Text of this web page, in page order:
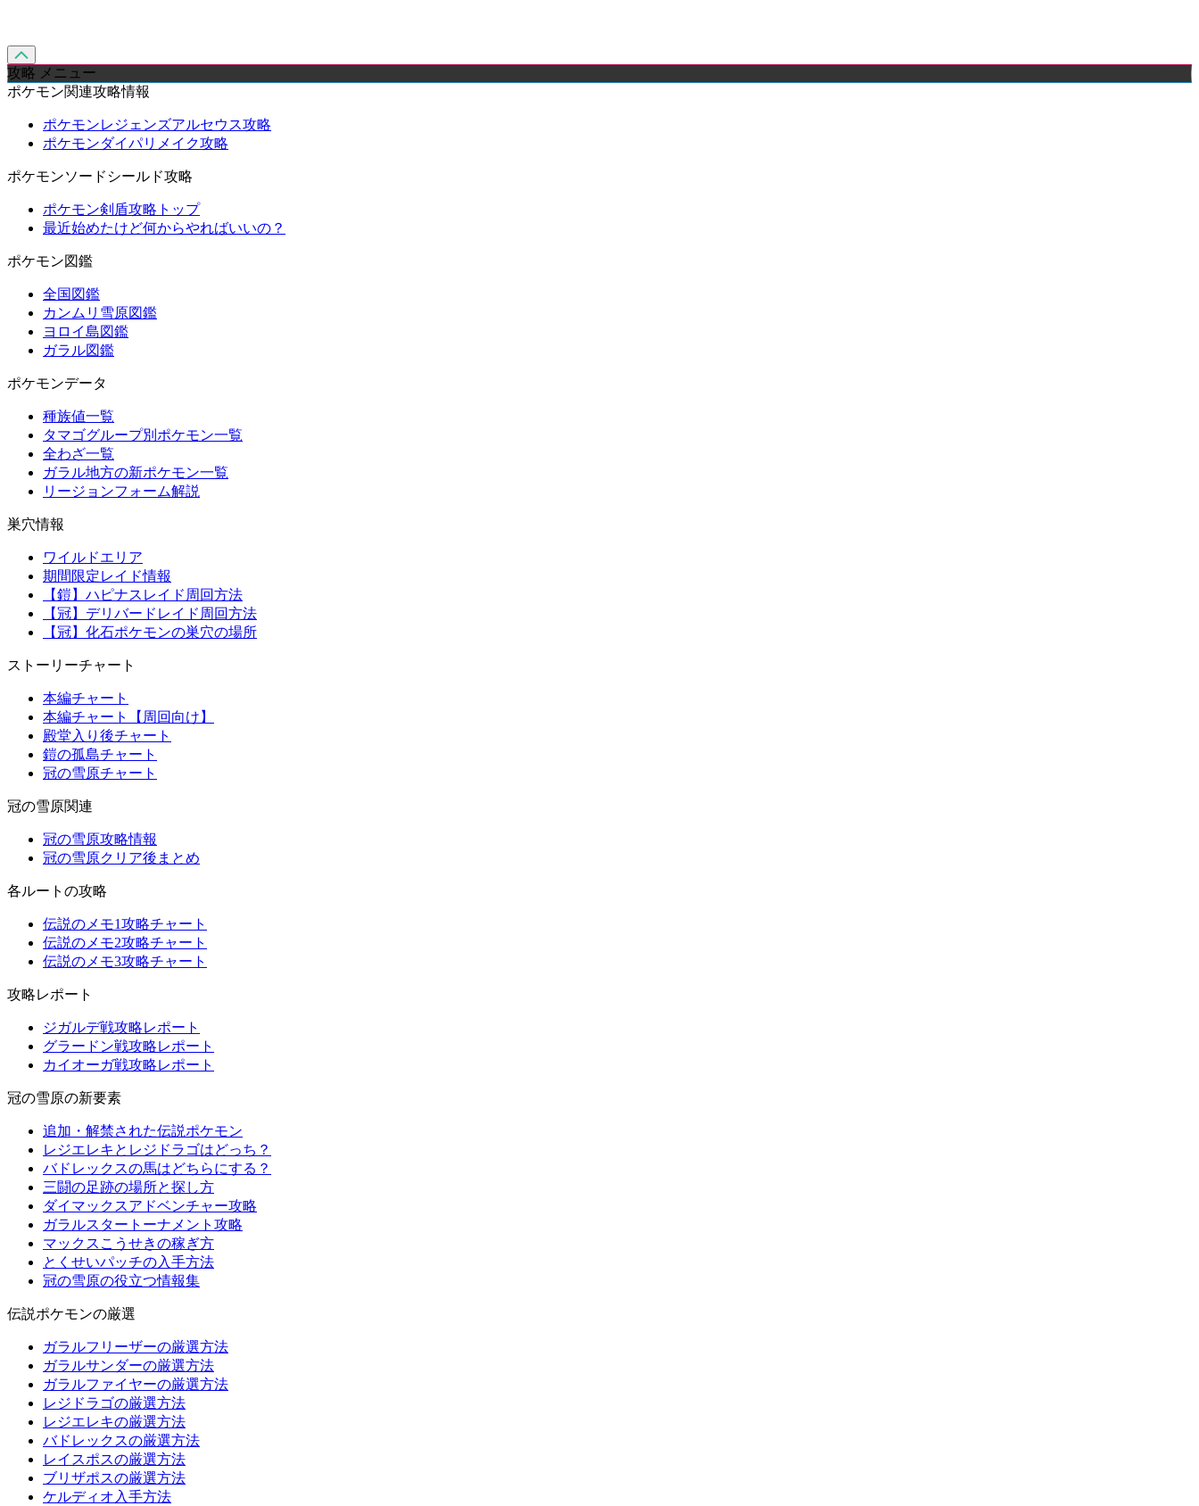
攻略 メニュー
ポケモン関連攻略情報
ポケモンレジェンズアルセウス攻略
ポケモンダイパリメイク攻略
ポケモンソードシールド攻略
ポケモン剣盾攻略トップ
最近始めたけど何からやればいいの？
ポケモン図鑑
全国図鑑
カンムリ雪原図鑑
ヨロイ島図鑑
ガラル図鑑
ポケモンデータ
種族値一覧
タマゴグループ別ポケモン一覧
全わざ一覧
ガラル地方の新ポケモン一覧
リージョンフォーム解説
巣穴情報
ワイルドエリア
期間限定レイド情報
【鎧】ハピナスレイド周回方法
【冠】デリバードレイド周回方法
【冠】化石ポケモンの巣穴の場所
ストーリーチャート
本編チャート
本編チャート【周回向け】
殿堂入り後チャート
鎧の孤島チャート
冠の雪原チャート
冠の雪原関連
冠の雪原攻略情報
冠の雪原クリア後まとめ
各ルートの攻略
伝説のメモ1攻略チャート
伝説のメモ2攻略チャート
伝説のメモ3攻略チャート
攻略レポート
ジガルデ戦攻略レポート
グラードン戦攻略レポート
カイオーガ戦攻略レポート
冠の雪原の新要素
追加・解禁された伝説ポケモン
レジエレキとレジドラゴはどっち？
バドレックスの馬はどちらにする？
三闘の足跡の場所と探し方
ダイマックスアドベンチャー攻略
ガラルスタートーナメント攻略
マックスこうせきの稼ぎ方
とくせいパッチの入手方法
冠の雪原の役立つ情報集
伝説ポケモンの厳選
ガラルフリーザーの厳選方法
ガラルサンダーの厳選方法
ガラルファイヤーの厳選方法
レジドラゴの厳選方法
レジエレキの厳選方法
バドレックスの厳選方法
レイスポスの厳選方法
ブリザポスの厳選方法
ケルディオ入手方法